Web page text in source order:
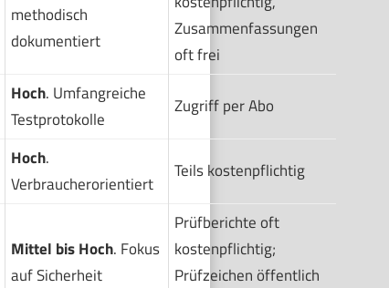
methodisch
dokumentiert
Zusammenfassungen
oft frei
Hoch. Umfangreiche
Testprotokolle
Zugriff per Abo
Hoch.
Verbraucherorientiert
Teils kostenpflichtig
Mittel bis Hoch. Fokus
auf Sicherheit
Prüfberichte oft
kostenpflichtig;
Prüfzeichen öffentlich